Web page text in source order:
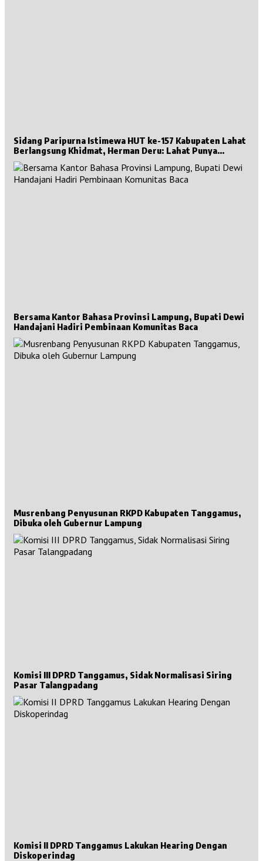
Sidang Paripurna Istimewa HUT ke-157 Kabupaten Lahat
Berlangsung Khidmat, Herman Deru: Lahat Punya
Sejarah Besar untuk Sumsel
Bersama Kantor Bahasa Provinsi Lampung, Bupati Dewi
Handajani Hadiri Pembinaan Komunitas Baca
Musrenbang Penyusunan RKPD Kabupaten Tanggamus,
Dibuka oleh Gubernur Lampung
Komisi III DPRD Tanggamus, Sidak Normalisasi Siring
Pasar Talangpadang
Komisi II DPRD Tanggamus Lakukan Hearing Dengan
Diskoperindag